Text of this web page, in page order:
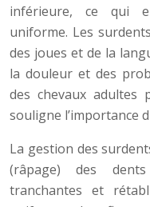
inférieure, ce qui
uniforme. Les
des joues et de la
la douleur et des
des chevaux adultes
souligne l’importance
La gestion des
(râpage) des
tranchantes et